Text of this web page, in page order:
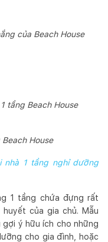
của Beach House
tầng Beach House
House
nhà 1 tầng nghỉ dưỡng
1 tầng chứa đựng rất
của gia chủ. Mẫu
ý hữu ích cho những
cho gia đình, hoặc